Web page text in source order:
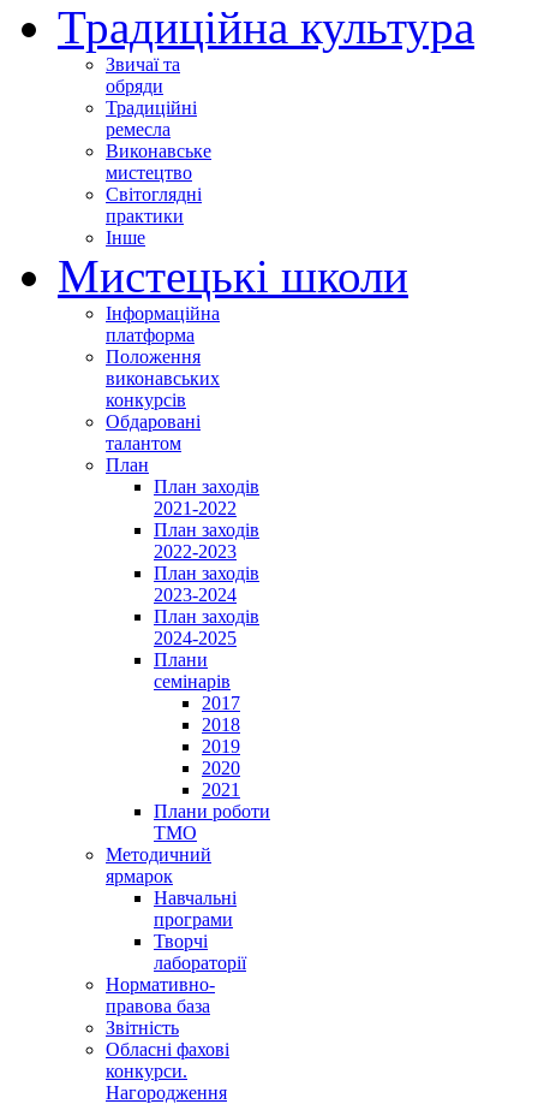
Традиційна культура
Звичаї та
обряди
Традиційні
ремесла
Виконавське
мистецтво
Світоглядні
практики
Інше
Мистецькі школи
Інформаційна
платформа
Положення
виконавських
конкурсів
Обдаровані
талантом
План
План заходів
2021-2022
План заходів
2022-2023
План заходів
2023-2024
План заходів
2024-2025
Плани
семінарів
2017
2018
2019
2020
2021
Плани роботи
ТМО
Методичний
ярмарок
Навчальні
програми
Творчі
лабораторії
Нормативно-
правова база
Звітність
Обласні фахові
конкурси.
Нагородження